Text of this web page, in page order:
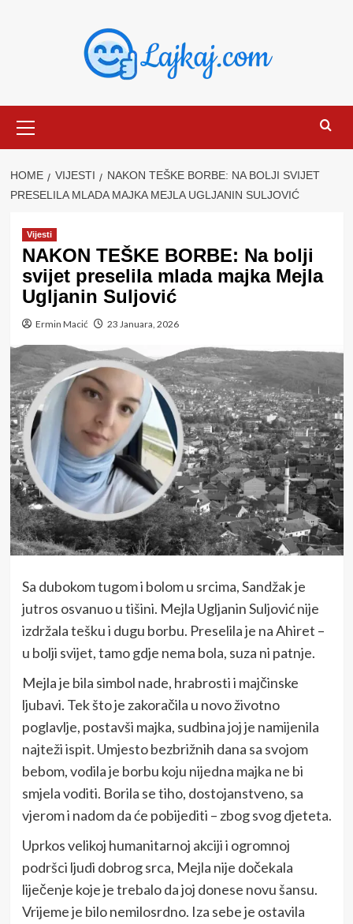
Menu
HOME VIJESTI
NAKON TEŠKE BORBE: NA BOLJI SVIJET
PRESELILA MLADA MAJKA MEJLA UGLJANIN SULJOVIĆ
Vijesti
NAKON TEŠKE BORBE: Na bolji
svijet preselila mlada majka Mejla
Ugljanin Suljović
Ermin Macić 23 Januara, 2026
Sa dubokom tugom i bolom u srcima, Sandžak je
jutros osvanuo u tišini. Mejla Ugljanin Suljović nije
izdržala tešku i dugu borbu. Preselila je na Ahiret –
u bolji svijet, tamo gdje nema bola, suza ni patnje.
Mejla je bila simbol nade, hrabrosti i majčinske
ljubavi. Tek što je zakoračila u novo životno
poglavlje, postavši majka, sudbina joj je namijenila
najteži ispit. Umjesto bezbrižnih dana sa svojom
bebom, vodila je borbu koju nijedna majka ne bi
smjela voditi. Borila se tiho, dostojanstveno, sa
vjerom i nadom da će pobijediti – zbog svog djeteta.
Uprkos velikoj humanitarnoj akciji i ogromnoj
podršci ljudi dobrog srca, Mejla nije dočekala
liječenje koje je trebalo da joj donese novu šansu.
Vrijeme je bilo nemilosrdno. Iza sebe je ostavila